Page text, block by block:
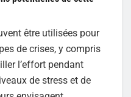
être utilisées pour
de crises, y compris
l’effort pendant
de stress et de